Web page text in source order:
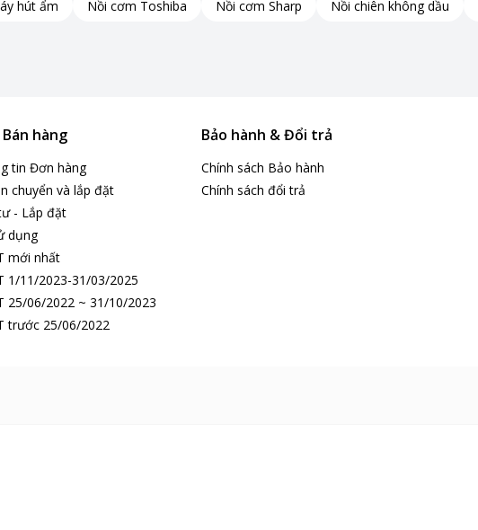
hút ẩm Nồi cơm Toshiba Nồi cơm Sharp Nồi chiên không dầu
hàng
tin Đơn hàng
chuyển và lắp đặt
- Lắp đặt
dụng
mới nhất
1/11/2023-31/03/2025
25/06/2022 ~ 31/10/2023
trước 25/06/2022
Bảo hành & Đổi trả
Chính sách Bảo hành
Chính sách đổi trả